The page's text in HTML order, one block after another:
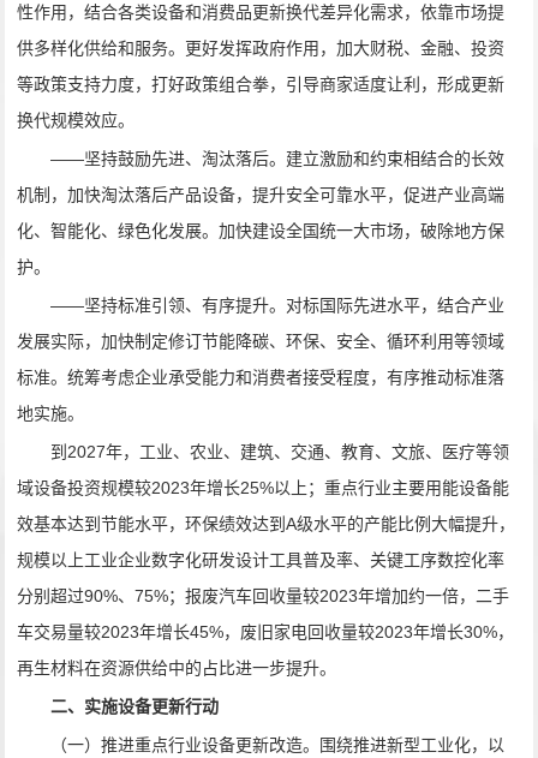
性作用，结合各类设备和消费品更新换代差异化需求，依靠市场提
供多样化供给和服务。更好发挥政府作用，加大财税、金融、投资
等政策支持力度，打好政策组合拳，引导商家适度让利，形成更新
换代规模效应。
——坚持鼓励先进、淘汰落后。建立激励和约束相结合的长效
机制，加快淘汰落后产品设备，提升安全可靠水平，促进产业高端
化、智能化、绿色化发展。加快建设全国统一大市场，破除地方保
护。
——坚持标准引领、有序提升。对标国际先进水平，结合产业
发展实际，加快制定修订节能降碳、环保、安全、循环利用等领域
标准。统筹考虑企业承受能力和消费者接受程度，有序推动标准落
地实施。
到2027年，工业、农业、建筑、交通、教育、文旅、医疗等领
域设备投资规模较2023年增长25%以上；重点行业主要用能设备能
效基本达到节能水平，环保绩效达到A级水平的产能比例大幅提升，
规模以上工业企业数字化研发设计工具普及率、关键工序数控化率
分别超过90%、75%；报废汽车回收量较2023年增加约一倍，二手
车交易量较2023年增长45%，废旧家电回收量较2023年增长30%，
再生材料在资源供给中的占比进一步提升。
二、实施设备更新行动
（一）推进重点行业设备更新改造。围绕推进新型工业化，以